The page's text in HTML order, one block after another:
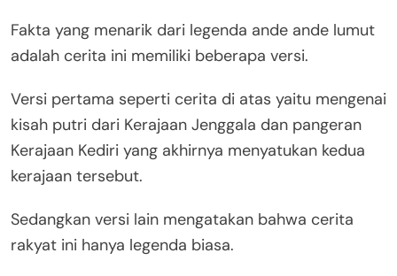
Fakta yang menarik dari legenda ande ande lumut
adalah cerita ini memiliki beberapa versi.
Versi pertama seperti cerita di atas yaitu mengenai
kisah putri dari Kerajaan Jenggala dan pangeran
Kerajaan Kediri yang akhirnya menyatukan kedua
kerajaan tersebut.
Sedangkan versi lain mengatakan bahwa cerita
rakyat ini hanya legenda biasa.